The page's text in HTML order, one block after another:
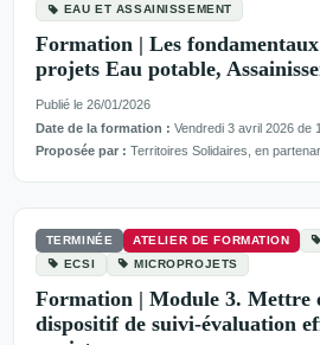
EAU ET ASSAINISSEMENT
Formation | Les
projets Eau potable,
Publié le 26/01/2026
Date de la formation : Vendredi 3 avril 2026 de
Proposée par : Territoires Solidaires, en
TERMINÉE ATELIER DE FORMATION
ECSI
MICROPROJETS
Formation | Module 3. Mettre
dispositif de suivi-évaluation